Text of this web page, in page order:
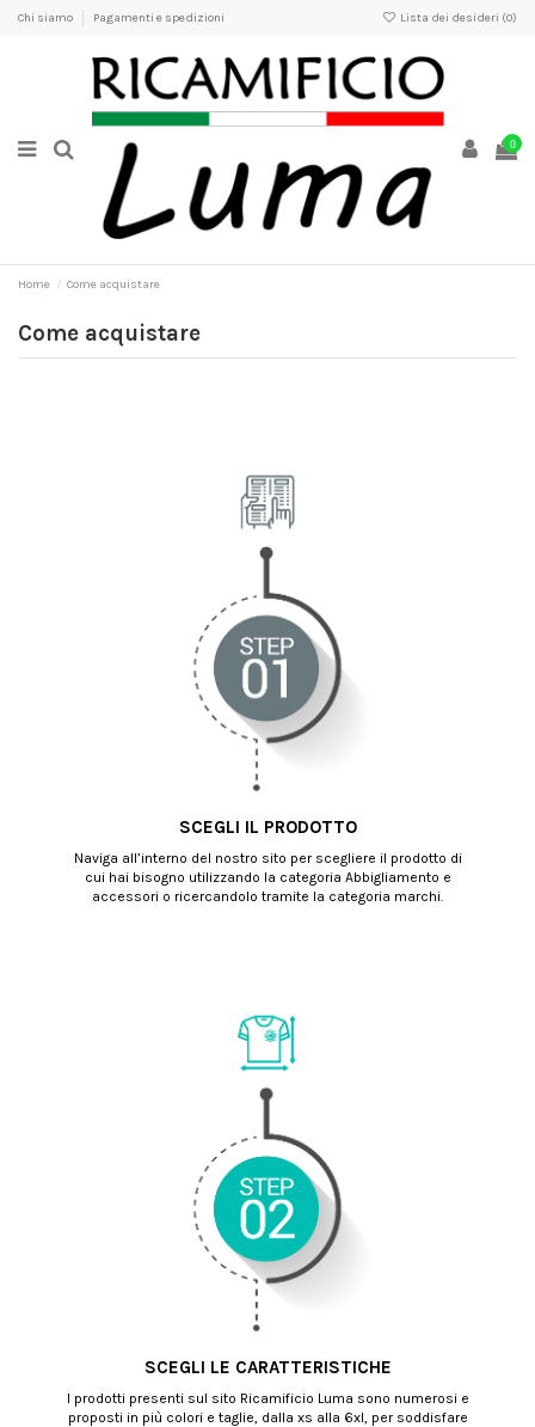
Chi siamo Pagamenti e spedizioni Lista dei desideri (0)
0
Home Come acquistare
Come acquistare
SCEGLI IL PRODOTTO
Naviga all’interno del nostro sito per scegliere il prodotto di
cui hai bisogno utilizzando la categoria Abbigliamento e
accessori o ricercandolo tramite la categoria marchi.
SCEGLI LE CARATTERISTICHE
I prodotti presenti sul sito Ricamificio Luma sono numerosi e
proposti in più colori e taglie, dalla xs alla 6xl, per soddisfare